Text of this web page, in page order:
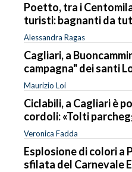
Poetto, tra i
turisti: bagnanti da
Alessandra Ragas
Cagliari, a
campagna" dei santi
Maurizio Loi
Ciclabili, a Cagliari è
cordoli: «Tolti
Veronica Fadda
Esplosione di colori a
sfilata del Carnevale